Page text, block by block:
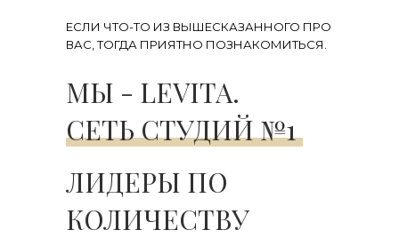
ЕСЛИ ЧТО-ТО ИЗ ВЫШЕСКАЗАННОГО ПРО
ВАС, ТОГДА ПРИЯТНО ПОЗНАКОМИТЬСЯ.
МЫ - LEVITA.
СЕТЬ СТУДИЙ №1
ЛИДЕРЫ ПО
КОЛИЧЕСТВУ